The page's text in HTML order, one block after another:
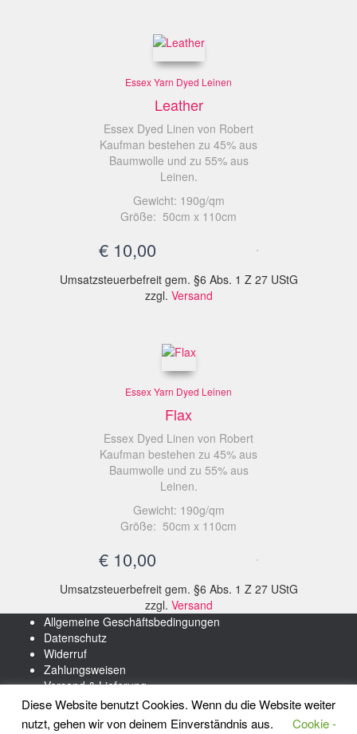
Essex Yarn Dyed Leinen
Leather
Essex Dyed Linen von Robert
Kaufman bestehen zu 45% aus
Baumwolle und zu 55% aus
Leinen.
Gewicht: 190g/qm
Größe: 50cm x 110cm
€ 10,00
Umsatzsteuerbefreit gem. §6 Abs. 1 Z 27 UStG
zzgl. Versand
Essex Yarn Dyed Leinen
Flax
Essex Dyed Linen von Robert
Kaufman bestehen zu 45% aus
Baumwolle und zu 55% aus
Leinen.
Gewicht: 190g/qm
Größe: 50cm x 110cm
€ 10,00
Umsatzsteuerbefreit gem. §6 Abs. 1 Z 27 UStG
zzgl. Versand
Allgemeine Geschäftsbedingungen
Datenschutz
Widerruf
Zahlungsweisen
Versand & Lieferung
Impressum
Hestia | Entwickelt von ThemeIsle
Diese Website benutzt Cookies. Wenn du die Website weiter
nutzt, gehen wir von deinem Einverständnis aus.
Cookie -